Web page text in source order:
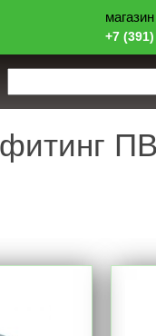
магазин
+7 (391)